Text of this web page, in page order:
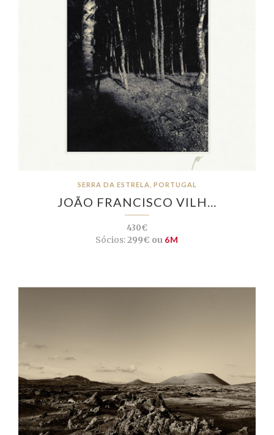
SERRA DA ESTRELA, PORTUGAL
JOÃO FRANCISCO VILH…
430€
Sócios:299€ ou 6M